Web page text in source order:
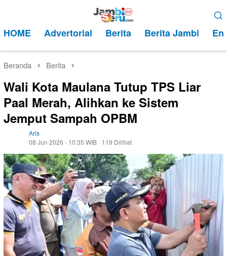
kontenMobile
HOME Advertorial Berita Berita Jambi
Beranda Berita
Wali Kota Maulana Tutup TPS Liar
Paal Merah, Alihkan ke Sistem
Jemput Sampah OPBM
Aris
08 Jun 2026 - 10:35 WIB
119 Dilihat